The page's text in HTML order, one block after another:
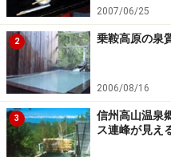
と殆ど同時に満員（定員
ます。
翌２日は多少余裕を持っ
◎集合：早朝５時、JR飯
前。または駒ヶ根高原
◎料金：大人5000円 子ど
バス・ローフウエイ代
2007/06/25
2 乗鞍高原の泉
2006/08/16
3
信州高山温泉
ス連峰が見え